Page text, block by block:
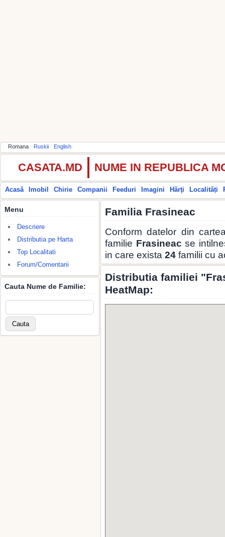
Romana Ruskii English
CASATA.MD NUME IN REPUBLICA
Acasă Imobil Chirie Companii Feeduri Imagini Hărţi Localități
Menu
Descriere
Distributia pe Harta
Top Localitati
Forum/Comentarii
Cauta Nume de Familie:
Familia Frasineac
Conform datelor din
familie Frasineac se
in care exista 24 familii cu
Distributia familiei
HeatMap: